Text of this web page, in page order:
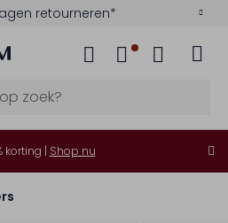
retourneren*
korting | Shop nu